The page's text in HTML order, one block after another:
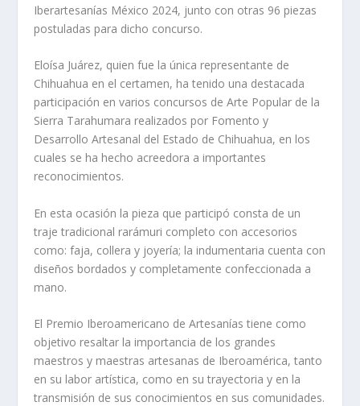
Iberartesanías México 2024, junto con otras 96 piezas
postuladas para dicho concurso.
Eloísa Juárez, quien fue la única representante de
Chihuahua en el certamen, ha tenido una destacada
participación en varios concursos de Arte Popular de la
Sierra Tarahumara realizados por Fomento y
Desarrollo Artesanal del Estado de Chihuahua, en los
cuales se ha hecho acreedora a importantes
reconocimientos.
En esta ocasión la pieza que participó consta de un
traje tradicional rarámuri completo con accesorios
como: faja, collera y joyería; la indumentaria cuenta con
diseños bordados y completamente confeccionada a
mano.
El Premio Iberoamericano de Artesanías tiene como
objetivo resaltar la importancia de los grandes
maestros y maestras artesanas de Iberoamérica, tanto
en su labor artística, como en su trayectoria y en la
transmisión de sus conocimientos en sus comunidades.